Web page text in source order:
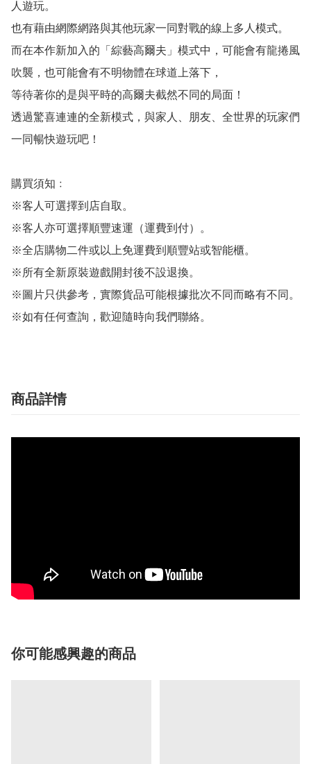
人遊玩。
也有藉由網際網路與其他玩家一同對戰的線上多人模式。
而在本作新加入的「綜藝高爾夫」模式中，可能會有龍捲風
吹襲，也可能會有不明物體在球道上落下，
等待著你的是與平時的高爾夫截然不同的局面！
透過驚喜連連的全新模式，與家人、朋友、全世界的玩家們
一同暢快遊玩吧！
購買須知﹕
※客人可選擇到店自取。
※客人亦可選擇順豐速運（運費到付）。
※全店購物二件或以上免運費到順豐站或智能櫃。
※所有全新原裝遊戲開封後不設退換。
※圖片只供參考，實際貨品可能根據批次不同而略有不同。
※如有任何查詢，歡迎隨時向我們聯絡。
商品詳情
你可能感興趣的商品